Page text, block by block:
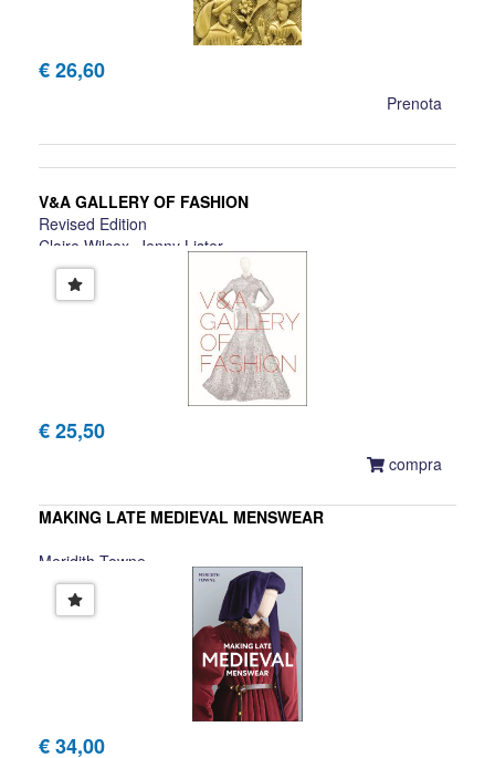
€ 26,60
Prenota
V&A GALLERY OF FASHION
Revised Edition
Claire Wilcox, Jenny Lister
€ 25,50
compra
MAKING LATE MEDIEVAL MENSWEAR
Meridith Towne
€ 34,00